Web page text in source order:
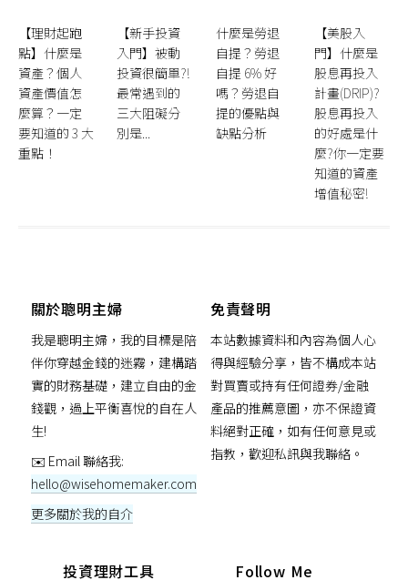
【理財起跑
點】什麼是
資產？個人
資產價值怎
麼算？一定
要知道的 3 大
重點！
【新手投資
入門】被動
投資很簡單?!
最常遇到的
三大阻礙分
別是...
什麼是勞退
自提？勞退
自提 6% 好
嗎？勞退自
提的優點與
缺點分析
【美股入
門】什麼是
股息再投入
計畫(DRIP)?
股息再投入
的好處是什
麼?你一定要
知道的資產
增值秘密!
關於聰明主婦
我是聰明主婦，我的目標是陪
伴你穿越金錢的迷霧，建構踏
實的財務基礎，建立自由的金
錢觀，過上平衡喜悅的自在人
生!
✉️ Email 聯絡我:
hello@wisehomemaker.com
更多關於我的自介
免責聲明
本站數據資料和內容為個人心
得與經驗分享，皆不構成本站
對買賣或持有任何證券/金融
產品的推薦意圖，亦不保證資
料絕對正確，如有任何意見或
指教，歡迎私訊與我聯絡。
投資理財工具 Follow Me